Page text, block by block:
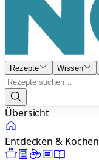
Rezepte Wissen
Übersicht
Entdecken & Kochen